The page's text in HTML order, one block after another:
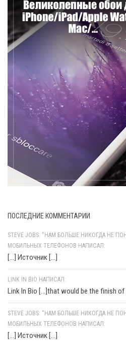
ПОСЛЕДНИЕ КОММЕНТАРИИ
STEVE JOBS: "НАМ БОЛЬШЕ НИКОГДА НЕ
МОБИЛЬНЫХ ТЕЛЕФОНОВ НАПИСАЛ:
[…] Источник […]
LINK IN BIO НАПИСАЛ:
Link In Bio [...]that would be the finish
STEVE JOBS: “НАМ БОЛЬШЕ НИКОГДА НЕ
МОБИЛЬНЫХ ТЕЛЕФОНОВ НАПИСАЛ:
[…] Источник […]